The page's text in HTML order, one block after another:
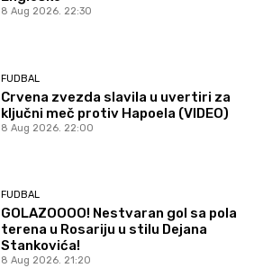
8 Aug 2026. 22:30
FUDBAL
Crvena zvezda slavila u uvertiri za
ključni meč protiv Hapoela (VIDEO)
8 Aug 2026. 22:00
FUDBAL
GOLAZOOOO! Nestvaran gol sa pola
terena u Rosariju u stilu Dejana
Stankovića!
8 Aug 2026. 21:20